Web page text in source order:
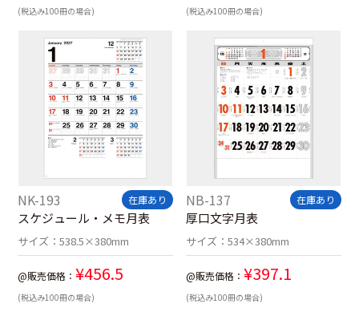
(税込み100冊の場合) (税込み100冊の場合)
NK-193 在庫あり
スケジュール・メモ月表
サイズ：538.5×380mm
@販売価格： ¥456.5
(税込み100冊の場合)
NB-137 在庫あり
厚口文字月表
サイズ： 534×380mm
@販売価格： ¥397.1
(税込み100冊の場合)